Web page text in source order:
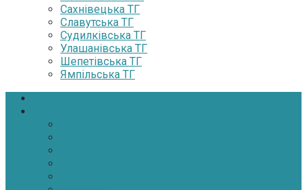
Сахнівецька ТГ
Славутська ТГ
Судилківська ТГ
Улашанівська ТГ
Шепетівська ТГ
Ямпільська ТГ